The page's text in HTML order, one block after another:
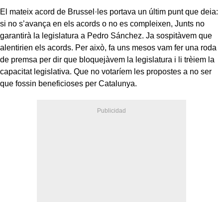
El mateix acord de Brussel·les portava un últim punt que deia:
si no s’avança en els acords o no es compleixen, Junts no
garantirà la legislatura a Pedro Sánchez. Ja sospitàvem que
alentirien els acords. Per això, fa uns mesos vam fer una roda
de premsa per dir que bloquejàvem la legislatura i li trèiem la
capacitat legislativa. Que no votaríem les propostes a no ser
que fossin beneficioses per Catalunya.